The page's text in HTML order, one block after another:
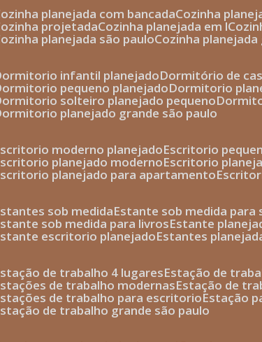
cozinha planejada com bancada cozinha
cozinha projetada cozinha planejada em l
cozinha planejada são paulo cozinha
dormitorio infantil planejado
dormitório de
dormitorio pequeno planejado dormitorio
dormitorio solteiro planejado pequeno
dormitorio planejado grande são paulo
escritorio moderno planejado escritorio
escritorio planejado moderno escritorio
escritorio planejado para apartamento
estantes sob medida estante sob medida para
estante sob medida para livros estante
estante escritorio planejado estantes
estação de trabalho 4 lugares estação de
estações de trabalho modernas estação de
estações de trabalho para escritorio estação
estação de trabalho grande são paulo